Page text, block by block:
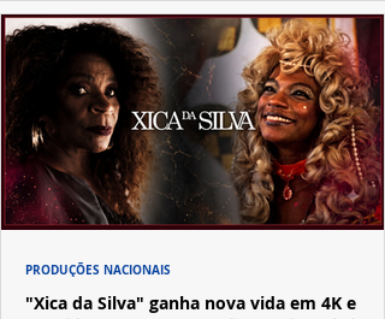
"Xica da Silva" ganha nova vida em 4K e
PRODUÇÕES NACIONAIS